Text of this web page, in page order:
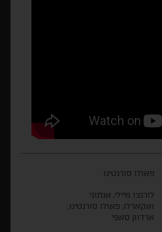
פאולו סורנטינו
לורנצו מיילי, אנתוני
ואקארלו, פאולו סורנטינו,
ארדוון סאפי